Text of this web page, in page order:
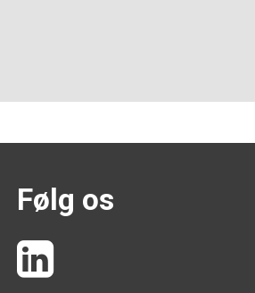
Følg os